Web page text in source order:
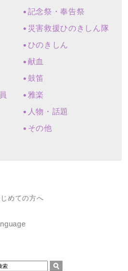
記念祭・奉告祭
災害救援ひのきしん隊
ひのきしん
献血
鼓笛
雅楽
人物・話題
その他
じめての方へ